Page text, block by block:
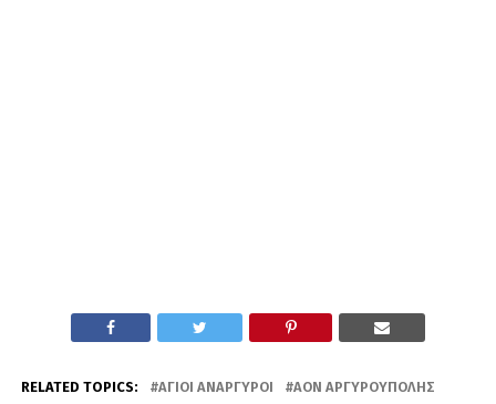
RELATED TOPICS: ΆΓΙΟΙ ΑΝΆΡΓΥΡΟΙ ΑΟΝ ΑΡΓΥΡΟΎΠΟΛΗΣ